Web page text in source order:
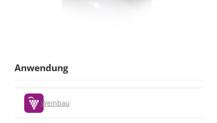
Anwendung
Weinbau